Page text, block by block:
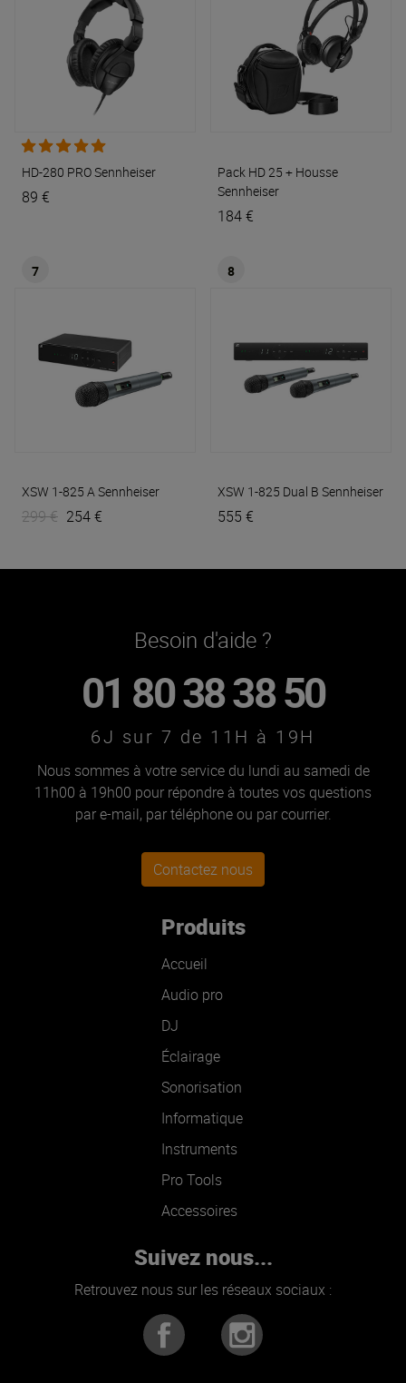
HD-280 PROSennheiser
89 €
Pack HD 25 + Housse
Sennheiser
184 €
7
XSW 1-825 ASennheiser
299 € 254 €
8
XSW 1-825 Dual B Sennheiser
555 €
Besoin d'aide ?
01 80 38 38 50
6J sur 7 de 11H à 19H
Nous sommes à votre service du lundi au samedi de
11h00 à 19h00 pour répondre à toutes vos questions
par e-mail, par téléphone ou par courrier.
Contactez nous
Produits
Accueil
Audio pro
DJ
Éclairage
Sonorisation
Informatique
Instruments
Pro Tools
Accessoires
Suivez nous...
Retrouvez nous sur les réseaux sociaux :